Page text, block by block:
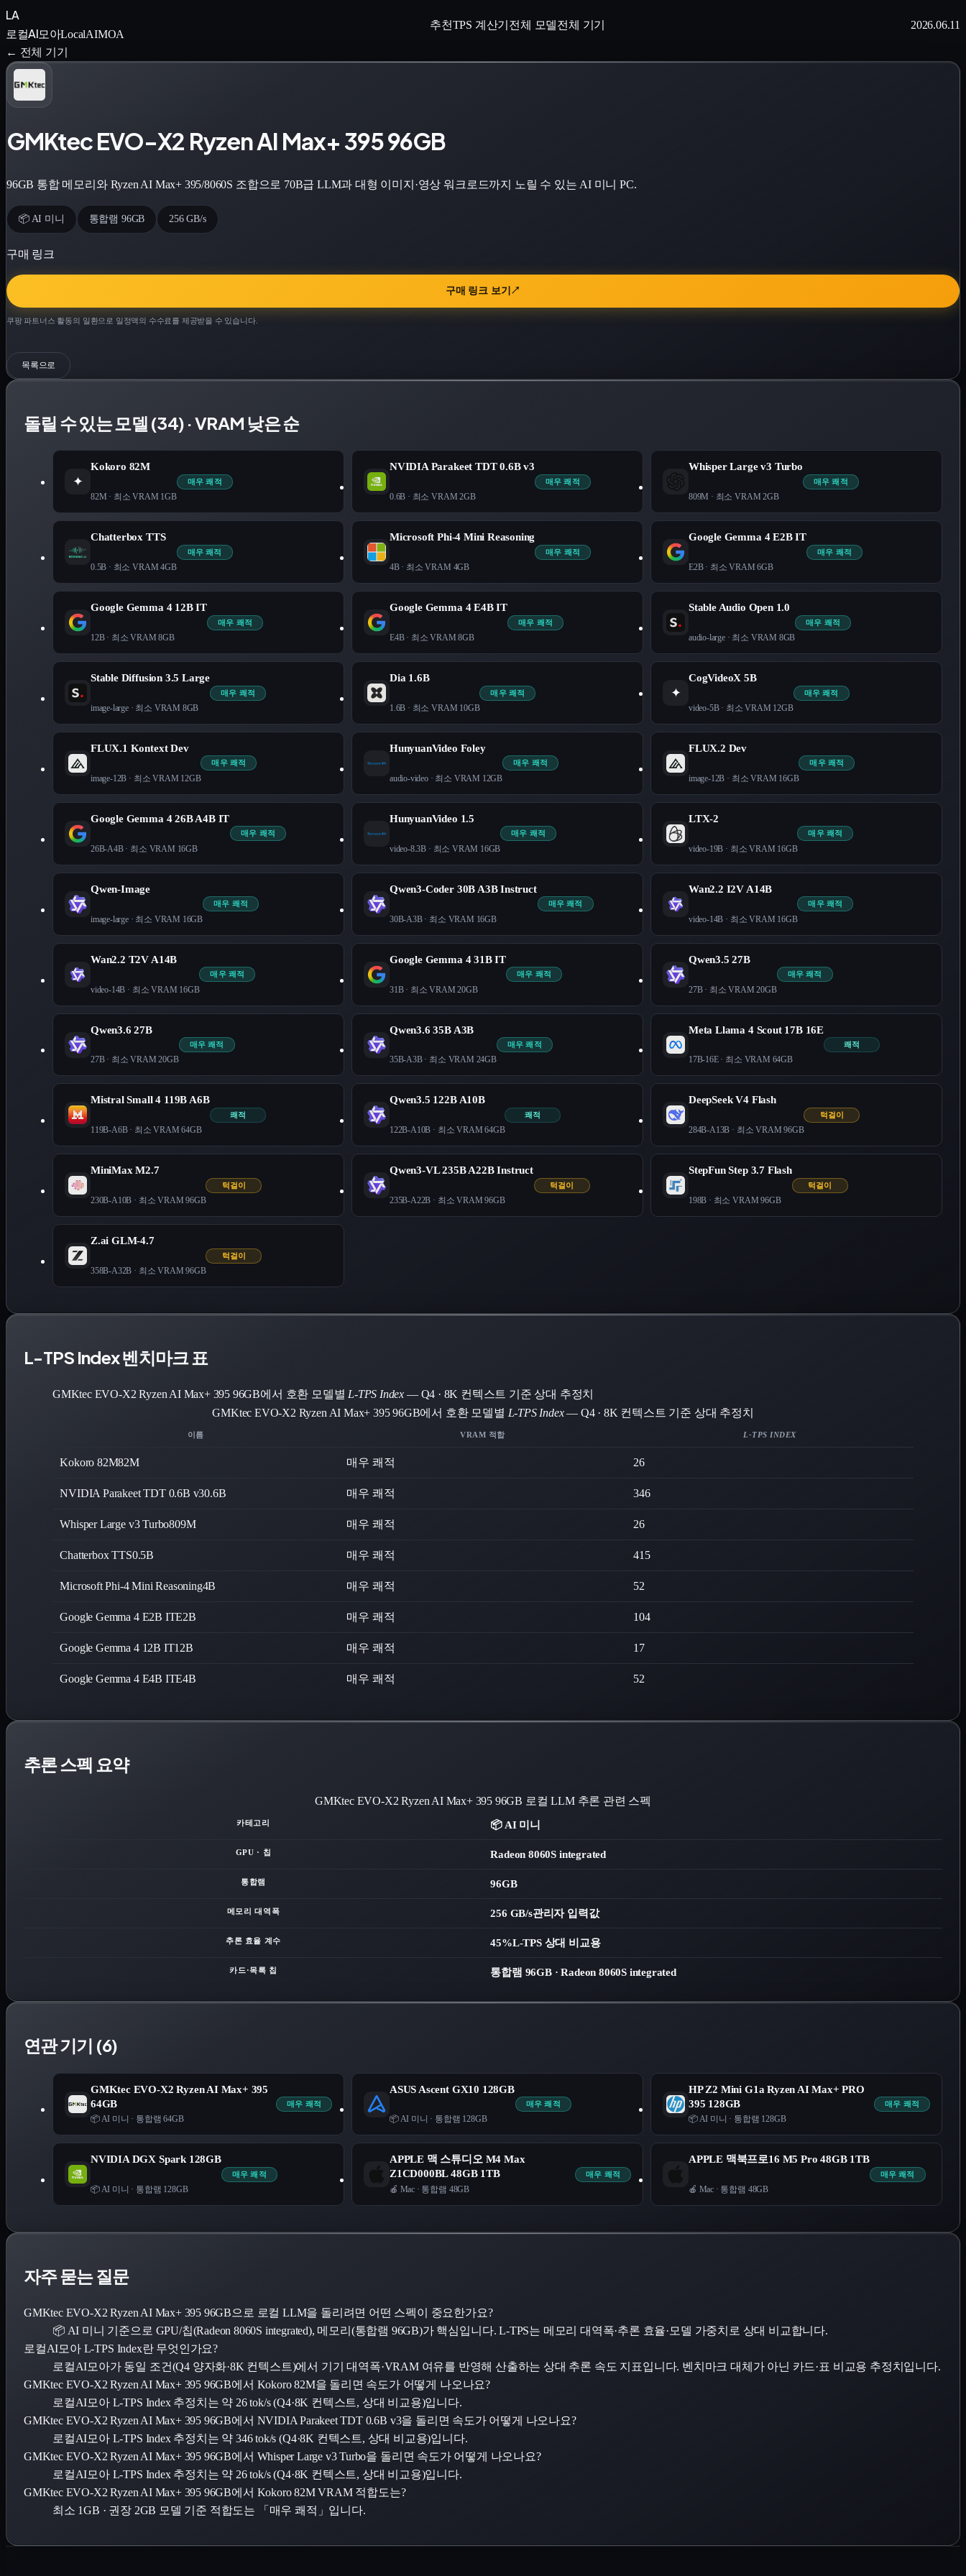
LA
로컬AI모아LocalAIMOA
추천TPS 계산기 전체 모델전체 기기 2026.06.11
← 전체 기기
GMKtec EVO-X2 Ryzen AI Max+ 395 96GB
96GB 통합 메모리와 Ryzen AI Max+ 395/8060S 조합으로 70B급 LLM과 대형 이미지·영상 워크로드까지 노릴 수 있는 AI 미니 PC.
📦 AI 미니 통합램 96GB 256 GB/s
구매 링크
구매 링크 보기 ↗
쿠팡 파트너스 활동의 일환으로 일정액의 수수료를 제공받을 수 있습니다.
목록으로
돌릴 수 있는 모델 (34) · VRAM 낮은 순
✦
Kokoro 82M
82M · 최소 VRAM 1GB
매우 쾌적
NVIDIA Parakeet TDT 0.6B v3
0.6B · 최소 VRAM2GB
매우 쾌적
Whisper Large v3 Turbo
809M · 최소 VRAM2GB
매우 쾌적
Chatterbox TTS
0.5B · 최소 VRAM4GB
매우 쾌적
Microsoft Phi-4 Mini Reasoning
4B· 최소 VRAM 4GB
매우 쾌적
Google Gemma 4 E2B IT
E2B· 최소 VRAM6GB
매우 쾌적
Google Gemma 4 12B IT
12B· 최소 VRAM8GB
매우 쾌적
Google Gemma 4 E4B IT
E4B· 최소 VRAM8GB
매우 쾌적
Stable Audio Open 1.0
audio-large· 최소 VRAM 8GB
매우 쾌적
Stable Diffusion 3.5 Large
image-large· 최소 VRAM 8GB
매우 쾌적
Dia 1.6B
1.6B · 최소 VRAM 10GB
매우 쾌적 ✦
CogVideoX 5B
video-5B· 최소 VRAM 12GB
매우 쾌적
FLUX.1 Kontext Dev
image-12B · 최소 VRAM 12GB
매우 쾌적
HunyuanVideo Foley
audio-video· 최소 VRAM 12GB
매우 쾌적
FLUX.2 Dev
image-12B · 최소 VRAM 16GB
매우 쾌적
Google Gemma 4 26B A4B IT
26B-A4B· 최소 VRAM 16GB
매우 쾌적
HunyuanVideo 1.5
video-8.3B · 최소 VRAM 16GB
매우 쾌적
LTX-2
video-19B · 최소 VRAM 16GB
매우 쾌적
Qwen-Image
image-large· 최소 VRAM 16GB
매우 쾌적
Qwen3-Coder 30B A3B Instruct
30B-A3B· 최소 VRAM 16GB
매우 쾌적
Wan2.2 I2V A14B
video-14B · 최소 VRAM 16GB
매우 쾌적
Wan2.2 T2V A14B
video-14B · 최소 VRAM 16GB
매우 쾌적
Google Gemma 4 31B IT
31B· 최소 VRAM20GB
매우 쾌적
Qwen3.5 27B
27B· 최소 VRAM20GB
매우 쾌적
Qwen3.6 27B
27B· 최소 VRAM20GB
매우 쾌적
Qwen3.6 35B A3B
35B-A3B· 최소 VRAM 24GB
매우 쾌적
Meta Llama 4 Scout 17B 16E
17B-16E· 최소 VRAM 64GB
쾌적
Mistral Small 4 119B A6B
119B-A6B· 최소 VRAM64GB
쾌적
Qwen3.5 122B A10B
122B-A10B · 최소 VRAM64GB
쾌적
DeepSeek V4 Flash
284B-A13B · 최소 VRAM96GB
턱걸이
MiniMax M2.7
230B-A10B · 최소 VRAM96GB
턱걸이
Qwen3-VL 235B A22B Instruct
235B-A22B · 최소 VRAM96GB
턱걸이
StepFun Step 3.7 Flash
198B · 최소 VRAM96GB
턱걸이
Z.ai GLM-4.7
358B-A32B · 최소 VRAM96GB
턱걸이
L-TPS Index 벤치마크 표
GMKtec EVO-X2 Ryzen AI Max+ 395 96GB에서 호환 모델별 L-TPS Index — Q4 · 8K 컨텍스트 기준 상대 추정치
GMKtec EVO-X2 Ryzen AI Max+ 395 96GB에서 호환 모델별 L-TPS Index— Q4 · 8K 컨텍스트 기준 상대 추정치
이름 VRAM 적합 L-TPS INDEX
Kokoro 82M82M 매우 쾌적 26
NVIDIA Parakeet TDT 0.6B v30.6B 매우 쾌적 346
Whisper Large v3 Turbo809M 매우 쾌적 26
Chatterbox TTS0.5B 매우 쾌적 415
Microsoft Phi-4 Mini Reasoning4B 매우 쾌적 52
Google Gemma 4 E2B ITE2B 매우 쾌적 104
Google Gemma 4 12B IT12B 매우 쾌적 17
Google Gemma 4 E4B ITE4B 매우 쾌적 52
추론 스펙 요약
GMKtec EVO-X2 Ryzen AI Max+ 395 96GB 로컬 LLM 추론 관련 스펙
카테고리 📦 AI 미니
GPU · 칩 Radeon 8060S integrated
통합램 96GB
메모리 대역폭 256 GB/s관리자 입력값
추론 효율 계수 45%L-TPS 상대 비교용
카드·목록 칩 통합램 96GB · Radeon 8060S integrated
연관 기기 (6)
GMKtec EVO-X2 Ryzen AI Max+ 395
64GB
📦 AI 미니 · 통합램 64GB
매우 쾌적
ASUS Ascent GX10 128GB
📦 AI 미니 · 통합램 128GB
매우 쾌적
HP Z2 Mini G1a Ryzen AI Max+ PRO
395 128GB
📦 AI 미니 · 통합램 128GB
매우 쾌적
NVIDIA DGX Spark 128GB
📦 AI 미니 · 통합램 128GB
매우 쾌적
APPLE 맥 스튜디오 M4 Max
Z1CD000BL 48GB 1TB
🍎 Mac · 통합램 48GB
매우 쾌적
APPLE 맥북프로16 M5 Pro 48GB 1TB
🍎 Mac · 통합램 48GB
매우 쾌적
자주 묻는 질문
GMKtec EVO-X2 Ryzen AI Max+ 395 96GB으로 로컬 LLM을 돌리려면 어떤 스펙이 중요한가요?
📦 AI 미니 기준으로 GPU/칩(Radeon 8060S integrated), 메모리(통합램 96GB)가 핵심입니다. L-TPS는 메모리 대역폭·추론 효율·모델 가중치로 상대 비교합니다.
로컬AI모아 L-TPS Index란 무엇인가요?
로컬AI모아가 동일 조건(Q4 양자화·8K 컨텍스트)에서 기기 대역폭·VRAM 여유를 반영해 산출하는 상대 추론 속도 지표입니다. 벤치마크 대체가 아닌 카드·표 비교용 추정치입니다.
GMKtec EVO-X2 Ryzen AI Max+ 395 96GB에서 Kokoro 82M을 돌리면 속도가 어떻게 나오나요?
로컬AI모아 L-TPS Index 추정치는 약 26 tok/s (Q4·8K 컨텍스트, 상대 비교용)입니다.
GMKtec EVO-X2 Ryzen AI Max+ 395 96GB에서 NVIDIA Parakeet TDT 0.6B v3을 돌리면 속도가 어떻게 나오나요?
로컬AI모아 L-TPS Index 추정치는 약 346 tok/s (Q4·8K 컨텍스트, 상대 비교용)입니다.
GMKtec EVO-X2 Ryzen AI Max+ 395 96GB에서 Whisper Large v3 Turbo을 돌리면 속도가 어떻게 나오나요?
로컬AI모아 L-TPS Index 추정치는 약 26 tok/s (Q4·8K 컨텍스트, 상대 비교용)입니다.
GMKtec EVO-X2 Ryzen AI Max+ 395 96GB에서 Kokoro 82M VRAM 적합도는?
최소 1GB · 권장 2GB 모델 기준 적합도는 「매우 쾌적」입니다.